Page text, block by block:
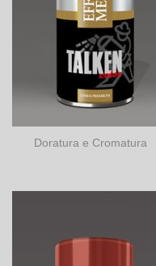
Doratura e Cromatura